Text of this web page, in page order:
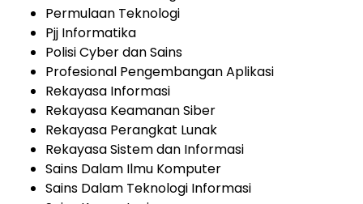
Permulaan Teknologi
Pjj Informatika
Polisi Cyber ​​dan Sains
Profesional Pengembangan Aplikasi
Rekayasa Informasi
Rekayasa Keamanan Siber
Rekayasa Perangkat Lunak
Rekayasa Sistem dan Informasi
Sains Dalam Ilmu Komputer
Sains Dalam Teknologi Informasi